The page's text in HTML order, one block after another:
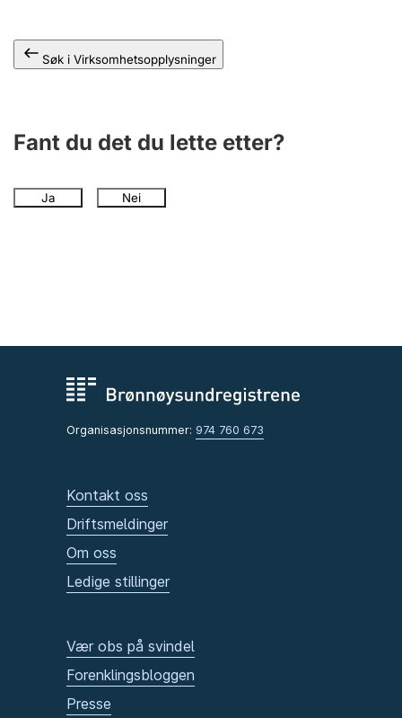
Søk i Virksomhetsopplysninger
Fant du det du lette etter?
Ja Nei
Organisasjonsnummer: 974 760 673
Kontakt oss
Driftsmeldinger
Om oss
Ledige stillinger
Vær obs på svindel
Forenklingsbloggen
Presse